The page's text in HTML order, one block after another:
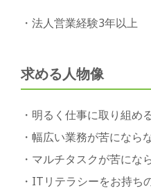
・法人営業経験3年以上
求める人物像
・明るく仕事に取り組め
・幅広い業務が苦になら
・マルチタスクが苦にな
・ITリテラシーをお持ち